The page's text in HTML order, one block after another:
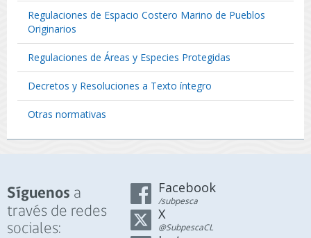
Regulaciones de Espacio Costero Marino de Pueblos
Originarios
Regulaciones de Áreas y Especies Protegidas
Decretos y Resoluciones a Texto íntegro
Otras normativas
Síguenos a
través de redes
sociales:
Facebook
/subpesca
X
@SubpescaCL